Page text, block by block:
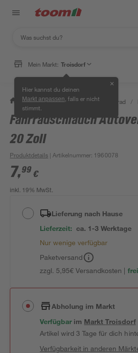
Mein Markt: Troisdorf
Hier kannst du deinen
Markt anpassen , falls er nicht
stimmt.
✕
/ Garten & Freizeit / Auto & Fahrrad /
Fahrradschlauch
20 Zoll
Produktdetails | Artikelnummer: 1960078
7,99 €
inkl. 19% MwSt.
Lieferung nach Hause
Lieferzeit: ca. 1-3 Werktage
Nur wenige verfügbar
Paketversand
zzgl. 5,95€ Versandkosten |
Abholung im Markt
Verfügbar im MarktTroisdorf
Artikel wird 3 Tage für dich
Verfügbarkeit in anderen